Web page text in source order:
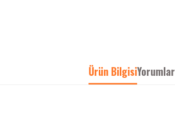
Ürün BilgisiYorumlar